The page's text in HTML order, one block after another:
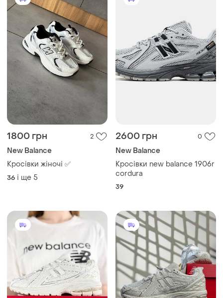
1800 грн 2
New Balance
Кросівки жіночі ✅
36 і ще 5
2600 грн 0
New Balance
Кросівки new balance 1906r
cordura
39